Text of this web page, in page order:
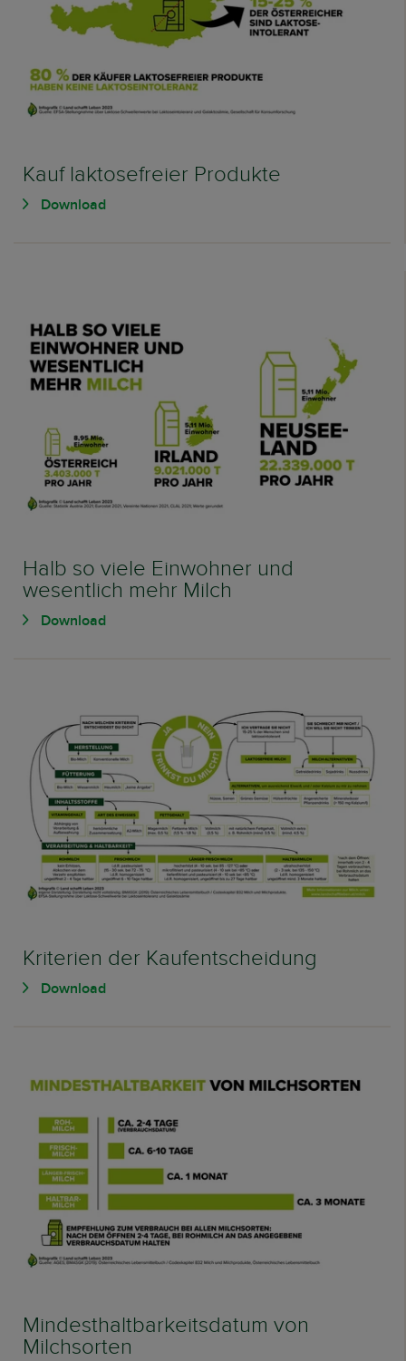
Kauf laktosefreier Produkte
Download
Halb so viele Einwohner und
wesentlich mehr Milch
Download
Kriterien der Kaufentscheidung
Download
Mindesthaltbarkeitsdatum von
Milchsorten